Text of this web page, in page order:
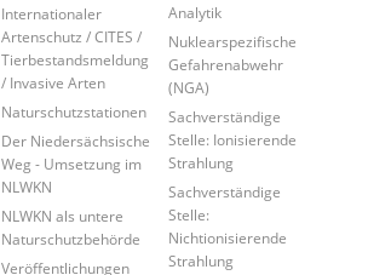
Internationaler
Artenschutz / CITES /
Tierbestandsmeldung
/ Invasive Arten
Naturschutzstationen
Der Niedersächsische
Weg - Umsetzung im
NLWKN
NLWKN als untere
Naturschutzbehörde
Veröffentlichungen
Analytik
Nuklearspezifische
Gefahrenabwehr
(NGA)
Sachverständige
Stelle: Ionisierende
Strahlung
Sachverständige
Stelle:
Nichtionisierende
Strahlung